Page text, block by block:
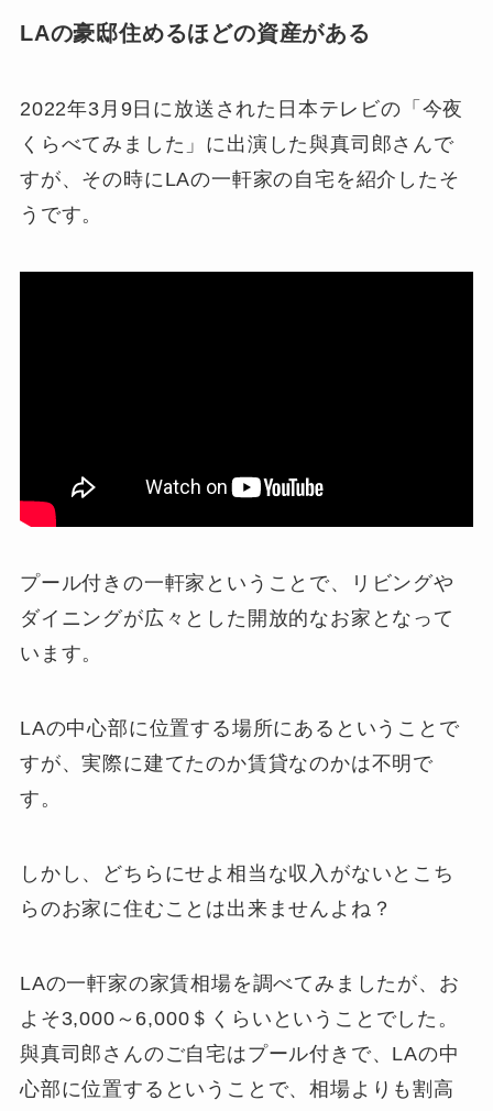
LAの豪邸住めるほどの資産がある
2022年3月9日に放送された日本テレビの「今夜
くらべてみました」に出演した與真司郎さんで
すが、その時にLAの一軒家の自宅を紹介したそ
うです。
プール付きの一軒家ということで、リビングや
ダイニングが広々とした開放的なお家となって
います。
LAの中心部に位置する場所にあるということで
すが、実際に建てたのか賃貸なのかは不明で
す。
しかし、どちらにせよ相当な収入がないとこち
らのお家に住むことは出来ませんよね？
LAの一軒家の家賃相場を調べてみましたが、お
よそ3,000～6,000＄くらいということでした。
與真司郎さんのご自宅はプール付きで、LAの中
心部に位置するということで、相場よりも割高